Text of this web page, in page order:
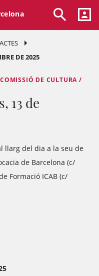
DE 2025
DE CULTURA /
13 de
llarg del dia a la seu de
de Barcelona (c/
Formació ICAB (c/